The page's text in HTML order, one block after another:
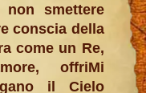
smettere
conscia della
come un Re,
offriMi
il Cielo